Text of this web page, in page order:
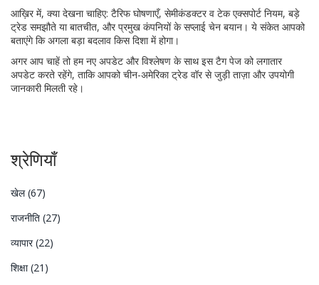
आख़िर में, क्या देखना चाहिए: टैरिफ घोषणाएँ, सेमीकंडक्टर व टेक एक्सपोर्ट नियम, बड़े
ट्रेड समझौते या बातचीत, और प्रमुख कंपनियों के सप्लाई चेन बयान। ये संकेत आपको
बताएंगे कि अगला बड़ा बदलाव किस दिशा में होगा।
अगर आप चाहें तो हम नए अपडेट और विश्लेषण के साथ इस टैग पेज को लगातार
अपडेट करते रहेंगे, ताकि आपको चीन-अमेरिका ट्रेड वॉर से जुड़ी ताज़ा और उपयोगी
जानकारी मिलती रहे।
श्रेणियाँ
खेल(67)
राजनीति (27)
व्यापार(22)
शिक्षा(21)